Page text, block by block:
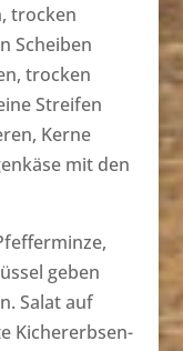
trocken
Scheiben
trocken
Streifen
Kerne
mit den
geben
Salat auf
Kichererbsen-